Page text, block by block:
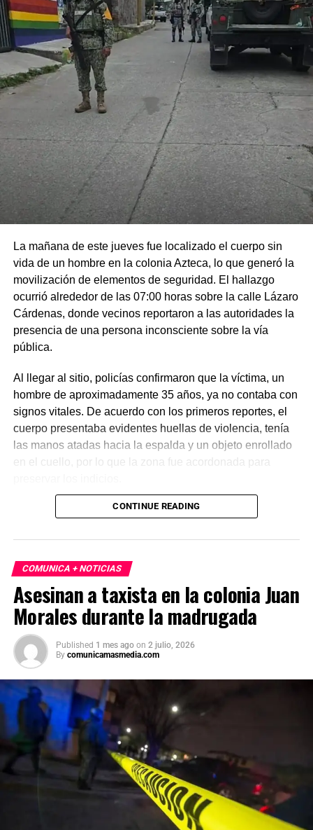
La mañana de este jueves fue localizado el cuerpo sin
vida de un hombre en la colonia Azteca, lo que generó la
movilización de elementos de seguridad. El hallazgo
ocurrió alrededor de las 07:00 horas sobre la calle Lázaro
Cárdenas, donde vecinos reportaron a las autoridades la
presencia de una persona inconsciente sobre la vía
pública.
Al llegar al sitio, policías confirmaron que la víctima, un
hombre de aproximadamente 35 años, ya no contaba con
signos vitales. De acuerdo con los primeros reportes, el
cuerpo presentaba evidentes huellas de violencia, tenía
las manos atadas hacia la espalda y un objeto enrollado
en el cuello, por lo que la zona fue acordonada para
Las primeras investigaciones apuntan a que el hombre
madrugada. Personal de la Fiscalía y del Servicio Médico
Forense realizó el levantamiento del cuerpo e inició la
carpeta de investigación correspondiente para esclarecer
este homicidio.
CONTINUE READING
COMUNICA + NOTICIAS
Asesinan a taxista en la colonia Juan
Morales durante la madrugada
Published 1 mes ago on 2 julio, 2026
By comunicamasmedia.com